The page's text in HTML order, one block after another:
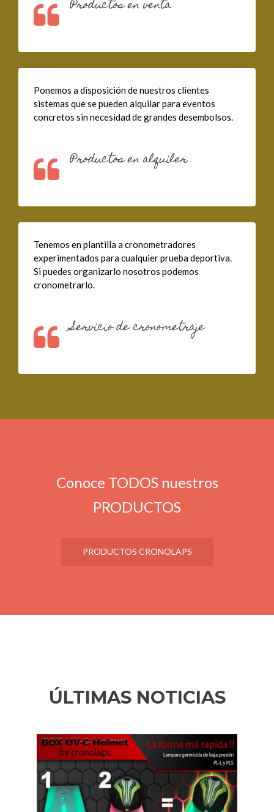
Productos en venta
Ponemos a disposición de nuestros clientes
sistemas que se pueden alquilar para eventos
concretos sin necesidad de grandes desembolsos.
Productos en alquiler
Tenemos en plantilla a cronometradores
experimentados para cualquier prueba deportiva.
Si puedes organizarlo nosotros podemos
cronometrarlo.
Servicio de cronometraje
Conoce TODOS nuestros
PRODUCTOS
PRODUCTOS CRONOLAPS
ÚLTIMAS NOTICIAS
Anterior